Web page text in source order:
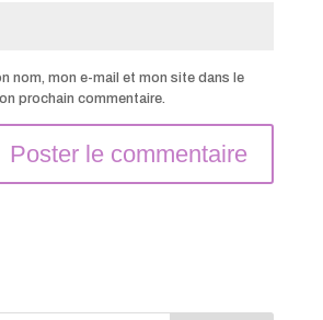
nom, mon e-mail et mon site dans le
prochain commentaire.